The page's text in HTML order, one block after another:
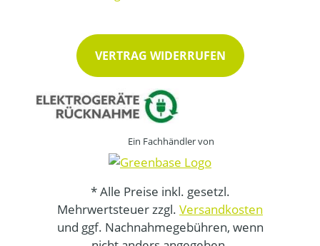
VERTRAG WIDERRUFEN
Ein Fachhändler von
* Alle Preise inkl. gesetzl.
Mehrwertsteuer zzgl. Versandkosten
und ggf. Nachnahmegebühren, wenn